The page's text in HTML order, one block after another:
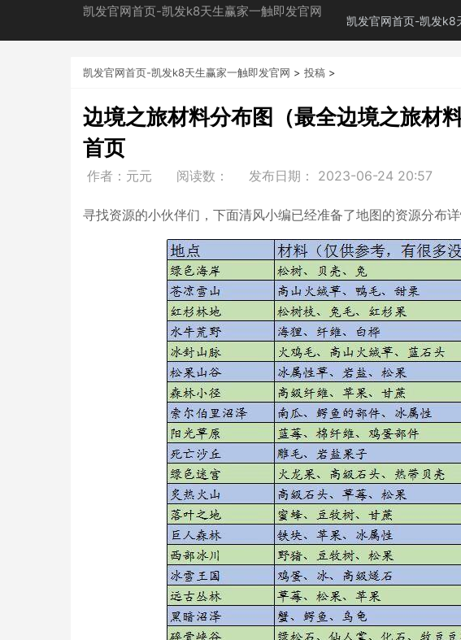
凯发官网首页-凯发k8天生赢家一触即发官网
凯发官网首页-凯发k8
凯发官网首页-凯发k8天生赢家一触即发官网 > 投稿 >
边境之旅材料分布图（最全边境之旅材
首页
作者：元元 阅读数： 发布日期： 2023-06-24 20:57
寻找资源的小伙伴们，下面清风小编已经准备了地图的资源分布详